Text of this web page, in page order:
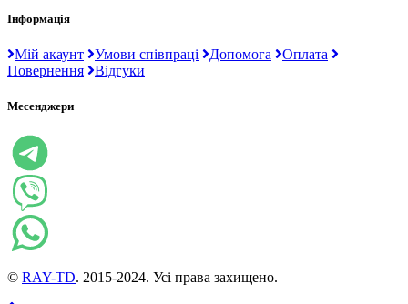
Інформація
Мій акаунт Умови співпраці Допомога
Оплата
Повернення
Відгуки
Месенджери
© RAY-TD. 2015-2024. Усі права захищено.